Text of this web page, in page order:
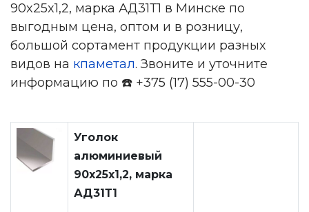
90x25x1,2, марка АД31Т1 в Минске по
выгодным цена, оптом и в розницу,
большой сортамент продукции разных
видов на кпаметал. Звоните и уточните
информацию по ☎️ +375 (17) 555-00-30
Уголок
алюминиевый
90x25x1,2, марка
АД31Т1